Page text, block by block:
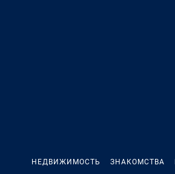
НЕДВИЖИМОСТЬ ЗНАКОМСТВА